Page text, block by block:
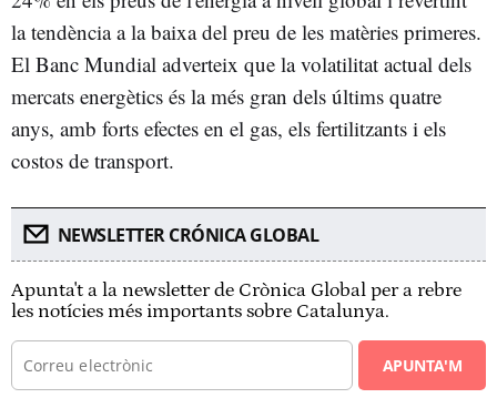
la tendència a la baixa del preu de les matèries primeres.
El Banc Mundial adverteix que la volatilitat actual dels
mercats energètics és la més gran dels últims quatre
anys, amb forts efectes en el gas, els fertilitzants i els
costos de transport.
NEWSLETTER CRÓNICA GLOBAL
Apunta't a la newsletter de Crònica Global per a rebre
les notícies més importants sobre Catalunya.
APUNTA'M